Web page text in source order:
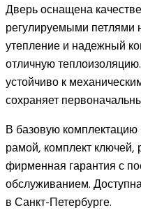
Дверь оснащена
регулируемыми петлями
утепление и надежный
отличную
устойчиво к
сохраняет
В базовую комплектацию
рамой, комплект ключей,
фирменная гарантия с
обслуживанием.
в Санкт-Петербурге.